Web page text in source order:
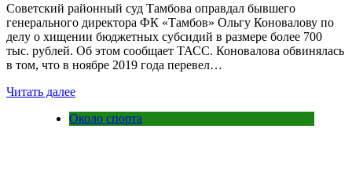
Советский районный суд Тамбова оправдал бывшего
генерального директора ФК «Тамбов» Ольгу Коновалову по
делу о хищении бюджетных субсидий в размере более 700
тыс. рублей. Об этом сообщает ТАСС. Коновалова обвинялась
в том, что в ноябре 2019 года перевел…
Читать далее
Около спорта